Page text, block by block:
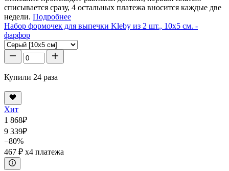
списывается сразу, 4 остальных платежа вносится каждые две
недели. Подробнее
Набор формочек для выпечки Kleby из 2 шт., 10x5 см. -
фарфор
Купили 24 раза
Хит
1 868₽
9 339₽
−80%
467 ₽ x4 платежа